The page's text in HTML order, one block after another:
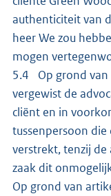
authenticiteit van
heer We zou
mogen
5.4 Op grond van
vergewist de
cliënt en in
tussenpersoon
verstrekt, tenzij
zaak dit
Op grond van